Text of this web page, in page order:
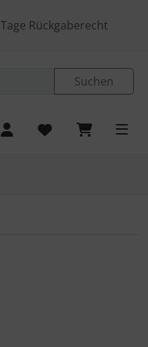
Rückgaberecht
Suchen